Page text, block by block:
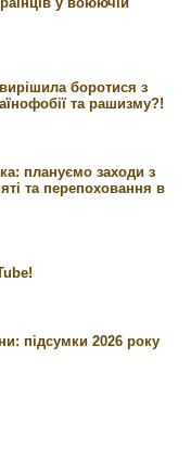
боротися з
та рашизму?!
плануємо заходи з
та перепоховання в
підсумки 2026 року